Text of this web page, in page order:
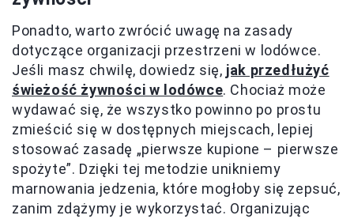
Ponadto, warto zwrócić uwagę na zasady
dotyczące organizacji przestrzeni w lodówce.
Jeśli masz chwilę, dowiedz się, jak przedłużyć
świeżość żywności w lodówce. Chociaż może
wydawać się, że wszystko powinno po prostu
zmieścić się w dostępnych miejscach, lepiej
stosować zasadę „pierwsze kupione – pierwsze
spożyte”. Dzięki tej metodzie unikniemy
marnowania jedzenia, które mogłoby się zepsuć,
zanim zdążymy je wykorzystać. Organizując